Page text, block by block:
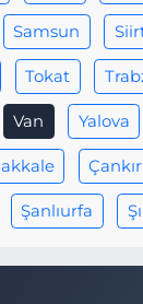
Samsun
Tokat
Van Yalova
Şanlıurfa